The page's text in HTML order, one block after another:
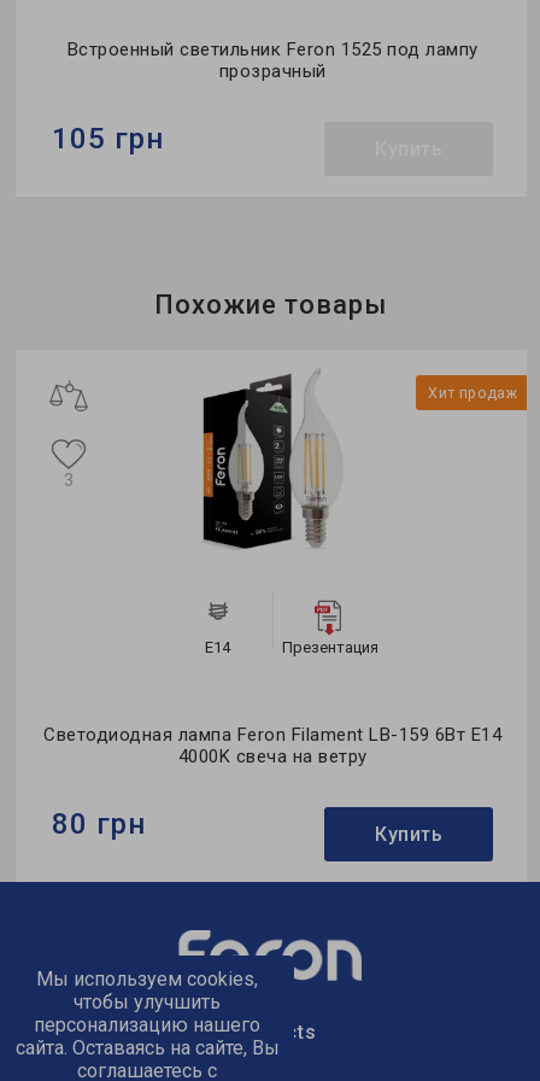
Встроенный светильник Feron 1525 под лампу
прозрачный
105 грн
JCD9
Похожие товары
Хит продаж
E14 Презентация
Светодиодная лампа Feron Filament LB-159 6Вт E14
4000K свеча на ветру
3
80 грн Купить
С-тип
Коллекция:Filament
text_kontacts
Мы используем cookies,
чтобы улучшить
персонализацию нашего
сайта. Оставаясь на сайте, Вы
соглашаетесь с